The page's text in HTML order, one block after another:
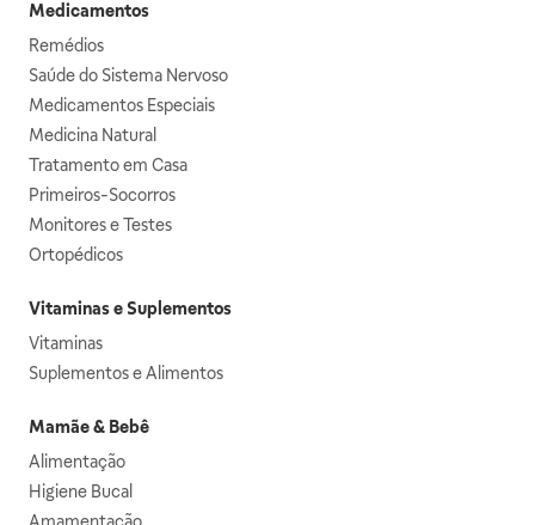
Medicamentos
Remédios
Saúde do Sistema Nervoso
Medicamentos Especiais
Medicina Natural
Tratamento em Casa
Primeiros-Socorros
Monitores e Testes
Ortopédicos
Vitaminas e Suplementos
Vitaminas
Suplementos e Alimentos
Mamãe & Bebê
Alimentação
Higiene Bucal